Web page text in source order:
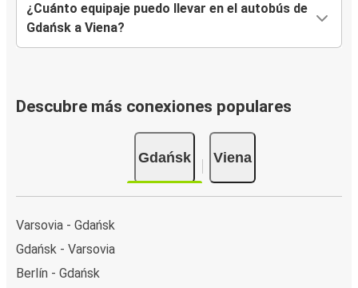
¿Cuánto equipaje puedo llevar en el autobús de
Gdańsk a Viena?
Descubre más conexiones populares
Gdańsk Viena
Varsovia - Gdańsk
Gdańsk - Varsovia
Berlín - Gdańsk